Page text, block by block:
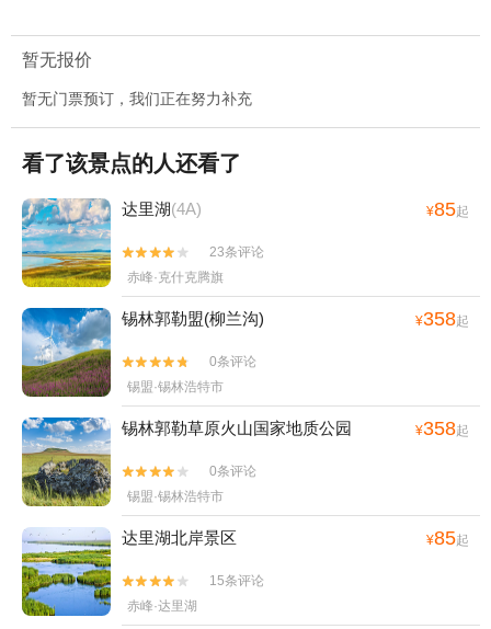
暂无报价
暂无门票预订，我们正在努力补充
看了该景点的人还看了
达里湖(4A) ¥85起


23条评论
赤峰·克什克腾旗
锡林郭勒盟(柳兰沟) ¥358起


0条评论
锡盟·锡林浩特市
锡林郭勒草原火山国家地质公园 ¥358起


0条评论
锡盟·锡林浩特市
达里湖北岸景区 ¥85起


15条评论
赤峰·达里湖